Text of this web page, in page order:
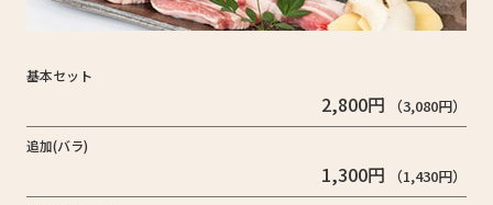
基本セット
2,800円 （3,080円）
追加(バラ)
1,300円 （1,430円）